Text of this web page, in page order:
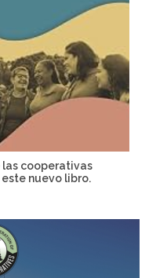
las cooperativas
nuevo libro.